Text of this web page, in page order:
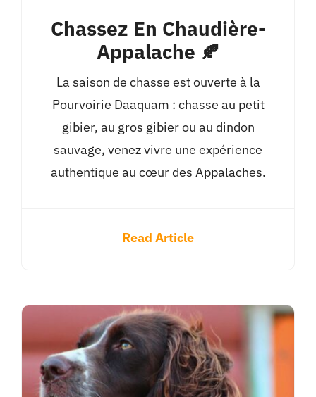
Chassez En Chaudière-
Appalache 🍂
La saison de chasse est ouverte à la
Pourvoirie Daaquam : chasse au petit
gibier, au gros gibier ou au dindon
sauvage, venez vivre une expérience
authentique au cœur des Appalaches.
Read Article